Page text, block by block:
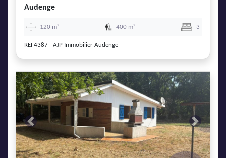
Audenge
120 m² 400 m² 3
REF4387 - AJP Immobilier Audenge
Previous Next